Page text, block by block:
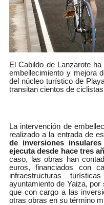
El Cabildo de Lanzarote
embellecimiento y mejora
del núcleo turístico de
transitan cientos de
La intervención de
realizado a la entrada de
de inversiones
ejecuta desde hace tres
caso, las obras han
euros, financiados con
infraestructuras
ayuntamiento de Yaiza,
que con cargo a las
otras obras en su término